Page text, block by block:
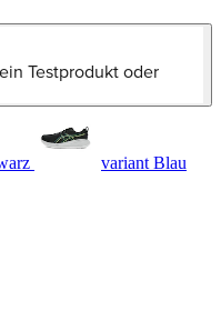
Testprodukt oder
variant Blau